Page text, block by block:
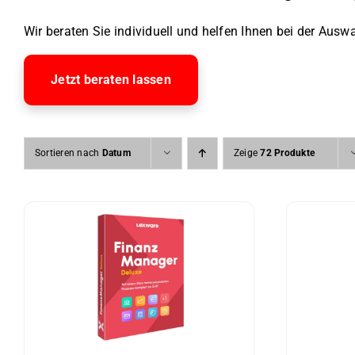
Wir beraten Sie individuell und helfen Ihnen bei der
Jetzt beraten lassen
Sortieren nach Datum Zeige72 Produkte